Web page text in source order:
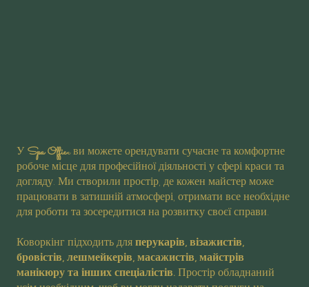
У Spa Office ви можете орендувати сучасне та комфортне
робоче місце для професійної діяльності у сфері краси та
догляду. Ми створили простір, де кожен майстер може
працювати в затишній атмосфері, отримати все необхідне
для роботи та зосередитися на розвитку своєї справи.
Коворкінг підходить дляперукарів, візажистів,
бровістів, лешмейкерів, масажистів, майстрів
манікюру та інших спеціалістів.Простір обладнаний